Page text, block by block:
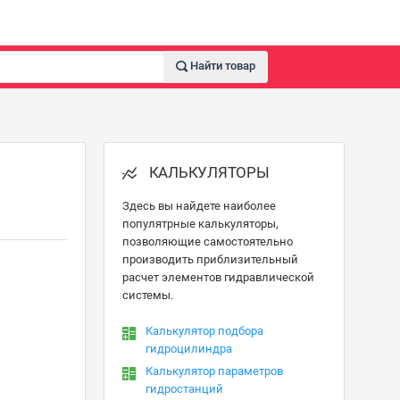
Найти товар
КАЛЬКУЛЯТОРЫ
Здесь вы найдете наиболее
популятрные калькуляторы,
позволяющие самостоятельно
производить приблизительный
расчет элементов гидравлической
системы.
Калькулятор подбора
гидроцилиндра
Калькулятор параметров
гидростанций